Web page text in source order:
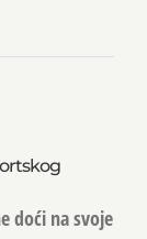
doći na svoje